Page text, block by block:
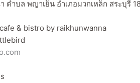
ตำบล พญาเย็น อำเภอมวกเหล็ก สระบุรี
& bistro by raikhunwanna